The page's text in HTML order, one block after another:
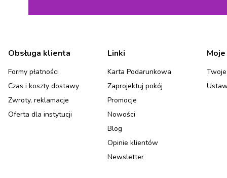
Linki w stopce
Obsługa klienta
Formy płatności
Czas i koszty dostawy
Zwroty, reklamacje
Oferta dla instytucji
Linki
Karta Podarunkowa
Zaprojektuj pokój
Promocje
Nowości
Blog
Opinie klientów
Newsletter